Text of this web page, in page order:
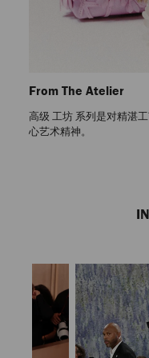
From The Atelier
高级 工坊 系列是对精湛
心艺术精神。